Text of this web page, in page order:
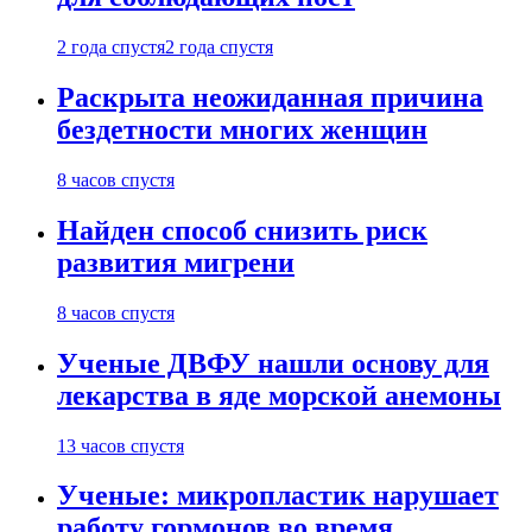
2 года спустя2 года спустя
Раскрыта неожиданная причина
бездетности многих женщин
8 часов спустя
Найден способ снизить риск
развития мигрени
8 часов спустя
Ученые ДВФУ нашли основу для
лекарства в яде морской анемоны
13 часов спустя
Ученые: микропластик нарушает